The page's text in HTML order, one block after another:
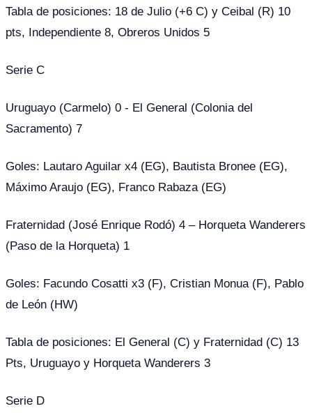
Tabla de posiciones: 18 de Julio (+6 C) y Ceibal (R) 10
pts, Independiente 8, Obreros Unidos 5
Serie C
Uruguayo (Carmelo) 0 - El General (Colonia del
Sacramento) 7
Goles: Lautaro Aguilar x4 (EG), Bautista Bronee (EG),
Máximo Araujo (EG), Franco Rabaza (EG)
Fraternidad (José Enrique Rodó) 4 – Horqueta Wanderers
(Paso de la Horqueta) 1
Goles: Facundo Cosatti x3 (F), Cristian Monua (F), Pablo
de León (HW)
Tabla de posiciones: El General (C) y Fraternidad (C) 13
Pts, Uruguayo y Horqueta Wanderers 3
Serie D